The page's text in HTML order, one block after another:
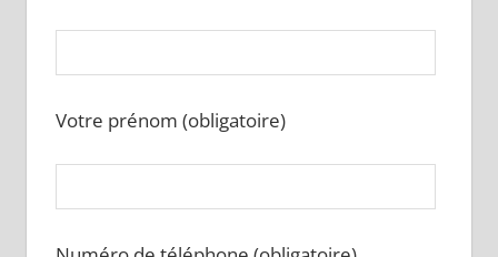
Votre prénom (obligatoire)